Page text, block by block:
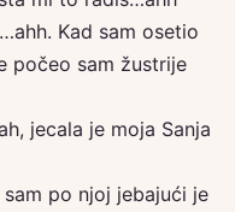
Kad sam osetio
počeo sam žustrije
jecala je moja Sanja
po njoj jebajući je